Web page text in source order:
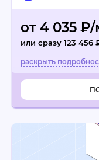
от 4 035
или сразу 123 456